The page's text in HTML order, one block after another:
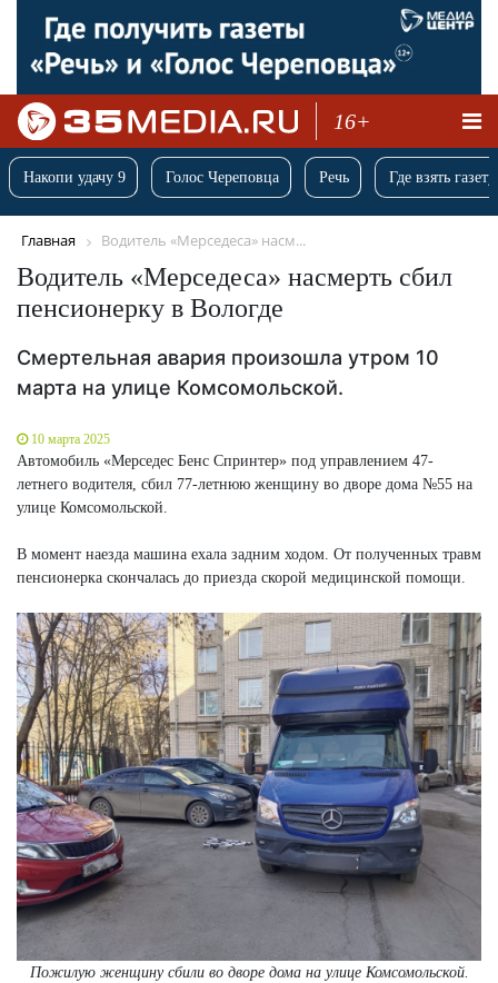
16+
Накопи удачу 9 Голос Череповца Речь Где взять
Главная Водитель «Мерседеса» насм...
Водитель «Мерседеса» насмерть сбил
пенсионерку в Вологде
Смертельная авария произошла утром 10
марта на улице Комсомольской.
10 марта 2025
Автомобиль «Мерседес Бенс Спринтер» под управлением 47-
летнего водителя, сбил 77-летнюю женщину во дворе дома №55 на
улице Комсомольской.
В момент наезда машина ехала задним ходом. От полученных травм
пенсионерка скончалась до приезда скорой медицинской помощи.
Пожилую женщину сбили во дворе дома на улице Комсомольской.